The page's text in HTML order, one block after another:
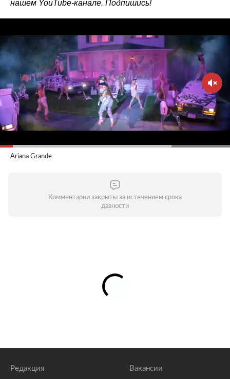
нашем YouTube-канале. Подпишись!
Ariana Grande
Комментарии закрыты за истечением срока
давности
Редакция Вакансии